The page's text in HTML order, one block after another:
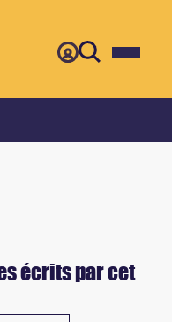
écrits par cet